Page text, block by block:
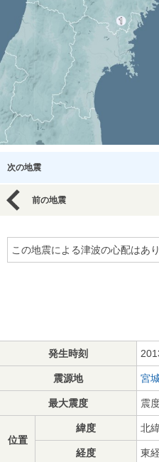
次の地震
前の地震
この地震による津波の心配はあり
発生時刻
震源地 宮
最大震度 震
位置
緯度 北
経度 東